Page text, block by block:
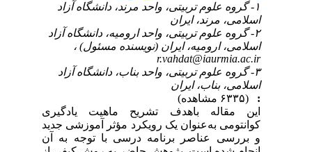
۱- گروه علوم تربیتی، واحد مرند، دانشگاه آزاد
اسلامی، مرند، ایران
۲- گروه علوم تربیتی، واحد ارومیه، دانشگاه آزاد
اسلامی، ارومیه، ایران (نویسنده مسئول) ،
r.vahdat@iaurmia.ac.ir
۳- گروه علوم تربیتی، واحد بناب، دانشگاه آزاد
اسلامی، بناب، ایران
این مقاله باهدف تشریح ماهیت یادگیری
کوانتومی به‌عنوان یک رویکرد مؤثر آموزشی جدید
و بررسی عناصر برنامه درسی با توجه به آن